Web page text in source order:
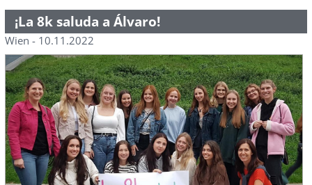
¡La 8k saluda a Álvaro!
Wien - 10.11.2022